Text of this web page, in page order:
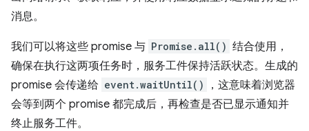
消息。
我们可以将这些 promise 与 Promise.all() 结合使用，
确保在执行这两项任务时，服务工件保持活跃状态。生成的
promise 会传递给 event.waitUntil()
，这意味着浏览器
会等到两个 promise 都完成后，再检查是否已显示通知并
终止服务工件。